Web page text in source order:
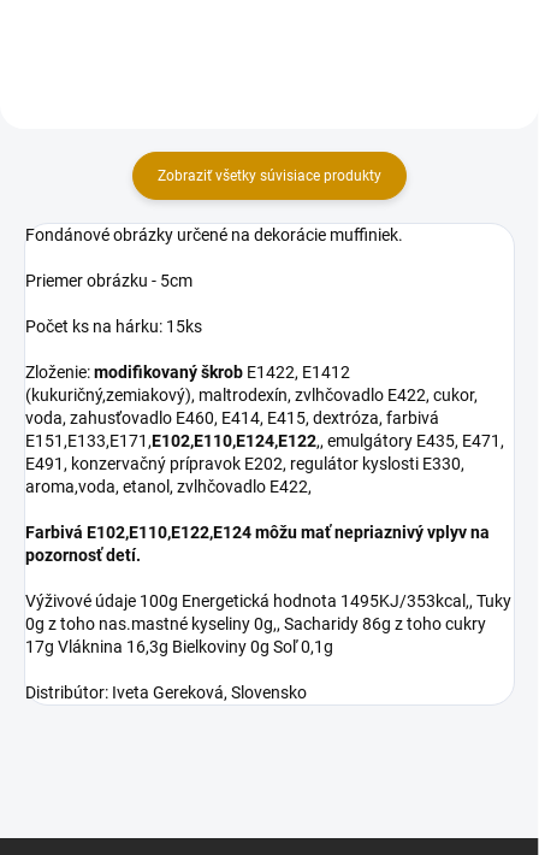
Zobraziť všetky súvisiace produkty
Fondánové obrázky určené na dekorácie muffiniek.
Priemer obrázku - 5cm
Počet ks na hárku: 15ks
Zloženie:modifikovaný škrob E1422, E1412
(kukuričný,zemiakový), maltrodexín, zvlhčovadlo E422, cukor,
voda, zahusťovadlo E460, E414, E415, dextróza, farbivá
E151,E133,E171,E102,E110,E124,E122,, emulgátory E435, E471,
E491, konzervačný prípravok E202, regulátor kyslosti E330,
aroma,voda, etanol, zvlhčovadlo E422,
Farbivá E102,E110,E122,E124 môžu mať nepriaznivý vplyv na
pozornosť detí.
Výživové údaje 100g Energetická hodnota 1495KJ/353kcal,, Tuky
0g z toho nas.mastné kyseliny 0g,, Sacharidy 86g z toho cukry
17g Vláknina 16,3g Bielkoviny 0g Soľ 0,1g
Distribútor: Iveta Gereková, Slovensko